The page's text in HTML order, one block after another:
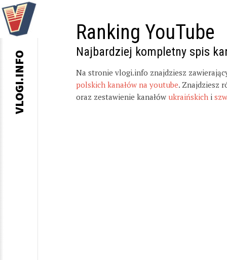
Ranking YouTube
Najbardziej kompletny spis
Na stronie vlogi.info znajdziesz
polskich kanałów na youtube. Znajdziesz
oraz zestawienie kanałów ukraińskich i
VLOGI.INFO